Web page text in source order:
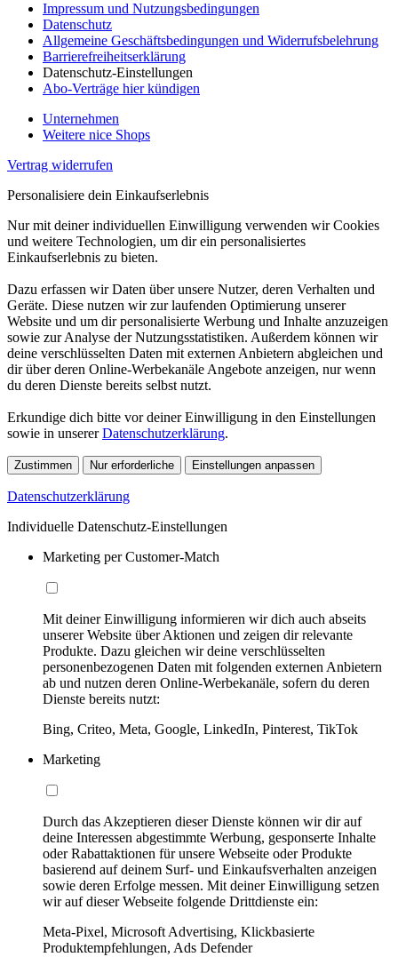
Impressum und Nutzungsbedingungen
Datenschutz
Allgemeine Geschäftsbedingungen und Widerrufsbelehrung
Barrierefreiheitserklärung
Datenschutz-Einstellungen
Abo-Verträge hier kündigen
Unternehmen
Weitere nice Shops
Vertrag widerrufen
Personalisiere dein Einkaufserlebnis
Nur mit deiner individuellen Einwilligung verwenden wir Cookies
und weitere Technologien, um dir ein personalisiertes
Einkaufserlebnis zu bieten.
Dazu erfassen wir Daten über unsere Nutzer, deren Verhalten und
Geräte. Diese nutzen wir zur laufenden Optimierung unserer
Website und um dir personalisierte Werbung und Inhalte anzuzeigen
sowie zur Analyse der Nutzungsstatistiken. Außerdem können wir
deine verschlüsselten Daten mit externen Anbietern abgleichen und
dir über deren Online-Werbekanäle Angebote anzeigen, nur wenn
du deren Dienste bereits selbst nutzt.
Erkundige dich bitte vor deiner Einwilligung in den Einstellungen
sowie in unsererDatenschutzerklärung.
Zustimmen Nur erforderliche Einstellungen anpassen
Datenschutzerklärung
Individuelle Datenschutz-Einstellungen
Marketing per Customer-Match
Mit deiner Einwilligung informieren wir dich auch abseits
unserer Website über Aktionen und zeigen dir relevante
Produkte. Dazu gleichen wir deine verschlüsselten
personenbezogenen Daten mit folgenden externen Anbietern
ab und nutzen deren Online-Werbekanäle, sofern du deren
Dienste bereits nutzt:
Bing, Criteo, Meta, Google, LinkedIn, Pinterest, TikTok
Marketing
Durch das Akzeptieren dieser Dienste können wir dir auf
deine Interessen abgestimmte Werbung, gesponserte Inhalte
oder Rabattaktionen für unsere Webseite oder Produkte
basierend auf deinem Surf- und Einkaufsverhalten anzeigen
sowie deren Erfolge messen. Mit deiner Einwilligung setzen
wir auf dieser Webseite folgende Drittdienste ein:
Meta-Pixel, Microsoft Advertising, Klickbasierte
Produktempfehlungen, Ads Defender